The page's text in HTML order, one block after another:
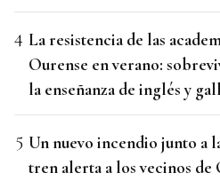
La resistencia de las
Ourense en verano:
la enseñanza de inglés y
Un nuevo incendio junto a
tren alerta a los vecinos de